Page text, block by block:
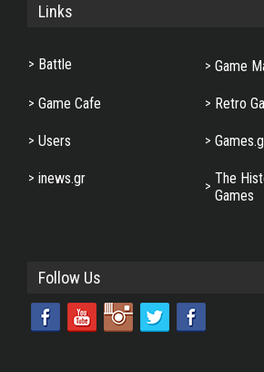
Links
Battle Game
Game Cafe Retro
Users
inews.gr
The
Games
Follow Us